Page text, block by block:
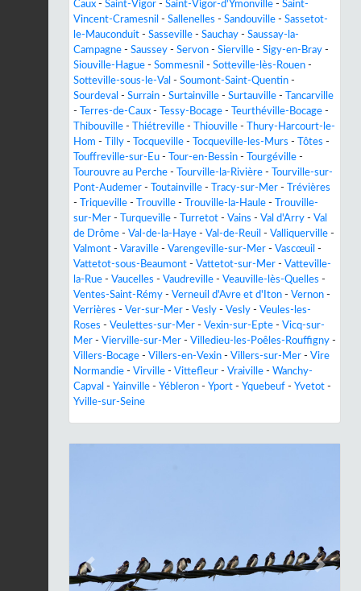
Caux - Saint-Vigor - Saint-Vigor-d'Ymonville - Saint-
Vincent-Cramesnil - Sallenelles - Sandouville - Sassetot-
le-Mauconduit - Sasseville - Sauchay - Saussay-la-
Campagne - Saussey - Servon - Sierville - Sigy-en-Bray -
Siouville-Hague - Sommesnil - Sotteville-lès-Rouen -
Sotteville-sous-le-Val - Soumont-Saint-Quentin -
Sourdeval - Surrain - Surtainville - Surtauville -
Tancarville
-
Terres-de-Caux - Tessy-Bocage - Teurthéville-Bocage -
Thibouville - Thiétreville - Thiouville -
Thury-Harcourt-le-
Hom - Tilly - Tocqueville - Tocqueville-les-Murs - Tôtes -
Touffreville-sur-Eu - Tour-en-Bessin - Tourgéville -
Tourouvre au Perche - Tourville-la-Rivière -
Tourville-sur-
Pont-Audemer - Toutainville - Tracy-sur-Mer -
Trévières
-
Triqueville - Trouville - Trouville-la-Haule -
Trouville-
sur-Mer - Turqueville - Turretot - Vains - Val d'Arry - Val
de Drôme - Val-de-la-Haye - Val-de-Reuil - Valliquerville -
Valmont - Varaville - Varengeville-sur-Mer - Vascœuil -
Vattetot-sous-Beaumont - Vattetot-sur-Mer - Vatteville-
la-Rue - Vaucelles - Vaudreville - Veauville-lès-Quelles -
Ventes-Saint-Rémy - Verneuil d'Avre et d'Iton - Vernon -
Verrières - Ver-sur-Mer - Vesly - Vesly - Veules-les-
Roses - Veulettes-sur-Mer - Vexin-sur-Epte - Vicq-sur-
Mer - Vierville-sur-Mer - Villedieu-les-Poêles-Rouffigny -
Villers-Bocage - Villers-en-Vexin - Villers-sur-Mer - Vire
Normandie - Virville - Vittefleur - Vraiville - Wanchy-
Capval - Yainville - Yébleron - Yport - Yquebeuf - Yvetot -
Yville-sur-Seine
Previous Next